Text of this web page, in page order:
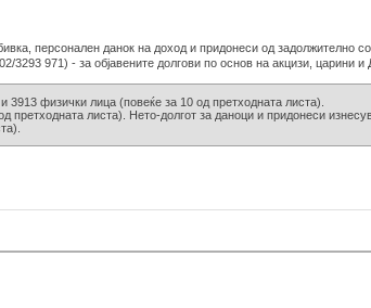
персонален данок на доход и придонеси од задолжително
971) - за објавените долгови по основ на акцизи, царини и
физички лица (повеќе за 10 од претходната листа).
листа). Нето-долгот за даноци и придонеси